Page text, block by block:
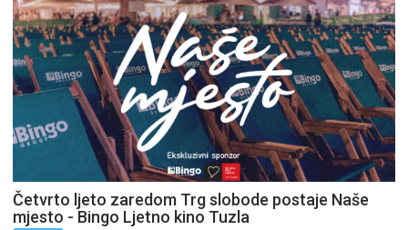
Četvrto ljeto zaredom Trg slobode postaje Naše
mjesto - Bingo Ljetno kino Tuzla